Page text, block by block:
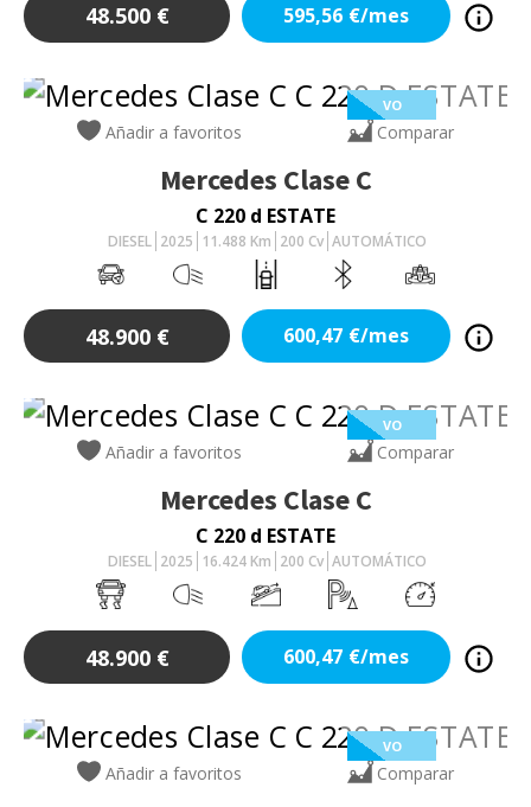
48.500 € 595,56 €/mes
VO
Añadir a favoritos Comparar
Mercedes Clase C
C 220 d ESTATE
DIESEL 2025 11.488 Km 200 Cv AUTOMÁTICO
48.900 € 600,47 €/mes
VO
Añadir a favoritos Comparar
Mercedes Clase C
C 220 d ESTATE
DIESEL 2025 16.424 Km 200 Cv AUTOMÁTICO
48.900 € 600,47 €/mes
VO
Añadir a favoritos Comparar